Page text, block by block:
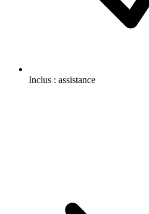
Inclus : assistance